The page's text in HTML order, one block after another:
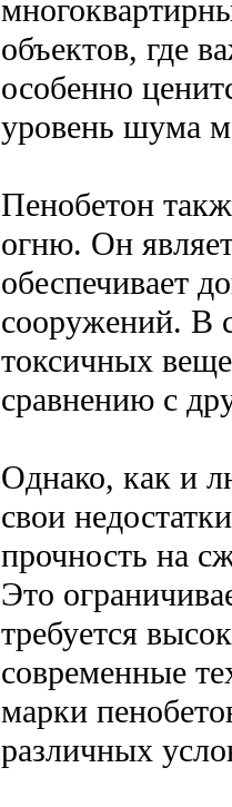
объектов, где
особенно
уровень шума
Пенобетон
огню. Он
обеспечивает
сооружений. В
токсичных
сравнению с
Однако, как и
свои
прочность на
Это
требуется
современные
марки
различных